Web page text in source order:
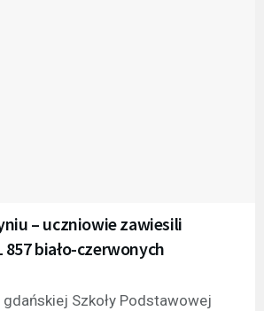
– uczniowie zawiesili
857 biało-czerwonych
Szkoły Podstawowej